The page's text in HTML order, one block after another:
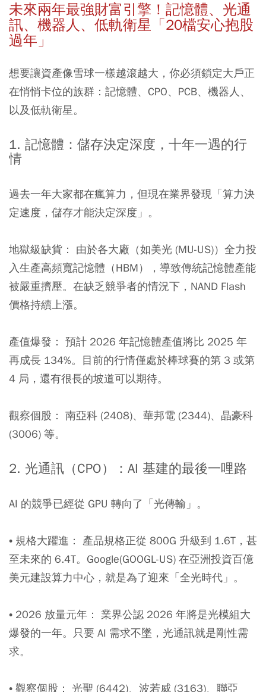
未來兩年最強財富引擎！記憶體、光通
訊、機器人、低軌衛星「20檔安心抱股
過年」
想要讓資產像雪球一樣越滾越大，你必須鎖定大戶正
在悄悄卡位的族群：記憶體、CPO、PCB、機器人、
以及低軌衛星。
1. 記憶體：儲存決定深度，十年一遇的行
情
過去一年大家都在瘋算力，但現在業界發現「算力決
定速度，儲存才能決定深度」。
地獄級缺貨：
由於各大廠（如美光 (MU-US)）全力投
入生產高頻寬記憶體（HBM），導致傳統記憶體產能
被嚴重擠壓。在缺乏競爭者的情況下，NAND Flash
價格持續上漲。
產值爆發： 預計 2026 年記憶體產值將比 2025 年
再成長 134%。目前的行情僅處於棒球賽的第 3 或第
4 局，還有很長的坡道可以期待。
觀察個股： 南亞科 (2408)、華邦電 (2344)、晶豪科
(3006) 等。
2. 光通訊（CPO）：AI 基建的最後一哩路
AI 的競爭已經從 GPU 轉向了「光傳輸」。
• 規格大躍進： 產品規格正從 800G 升級到 1.6T，甚
至未來的 6.4T。Google(GOOGL-US) 在亞洲投資百億
美元建設算力中心，就是為了迎來「全光時代」。
• 2026 放量元年： 業界公認 2026 年將是光模組大
爆發的一年。只要 AI 需求不墜，光通訊就是剛性需
求。
• 觀察個股： 光聖 (6442)、波若威 (3163)、聯亞